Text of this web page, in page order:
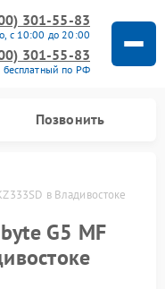
301-55-83
с 10:00 до 20:00
301-55-83
бесплатный по РФ
Позвонить
в Владивостоке
G5 MF